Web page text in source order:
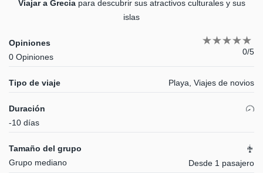
Viajar a Grecia para descubrir sus atractivos culturales y sus
islas
Opiniones
0 Opiniones
0/5
Tipo de viaje Playa, Viajes de novios
Duración
-10 días
Tamaño del grupo
Grupo mediano
Desde 1 pasajero